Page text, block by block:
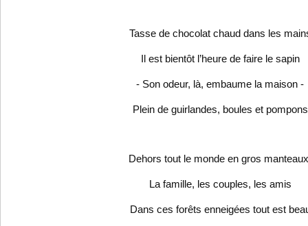
Tasse de chocolat chaud dans les
Il est bientôt l’heure de faire le sapin
- Son odeur, là, embaume la maison -
Plein de guirlandes, boules et pompons
Dehors tout le monde en gros
La famille, les couples, les amis
Dans ces forêts enneigées tout est